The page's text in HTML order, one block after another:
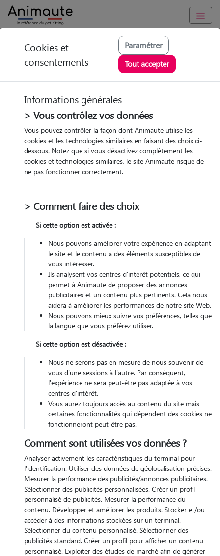
GARDE ANIMAUX à Poissy : Garde chien et chat en famille ou
à domicile, visites et promenades
Trouvez une garde animaux à
Poissy
Parmi nos 46 pet-sitters à Poissy
Garde
chez le Pet Sitter
Garde
chez le Pet Sitter
Pour quel animal ?
Trouver mon Pet Sitter
Nos familles d'accueil à Poissy (78300)
Cookies et
consentements
Paramétrer
Tout accepter
Informations générales
> Vous contrôlez vos données
Vous pouvez contrôler la façon dont Animaute utilise les
cookies et les technologies similaires en faisant des choix ci-
dessous. Notez que si vous désactivez complètement les
cookies et technologies similaires, le site Animaute risque de
ne pas fonctionner correctement.
> Comment faire des choix
Si cette option est activée :
Nous pouvons améliorer votre expérience en adaptant
le site et le contenu à des éléments susceptibles de
vous intéresser.
Ils analysent vos centres d'intérêt potentiels, ce qui
permet à Animaute de proposer des annonces
publicitaires et un contenu plus pertinents. Cela nous
aidera à améliorer les performances de notre site Web.
Nous pouvons mieux suivre vos préférences, telles que
la langue que vous préférez utiliser.
Si cette option est désactivée :
Nous ne serons pas en mesure de nous souvenir de
vous d'une sessions à l'autre. Par conséquent,
l'expérience ne sera peut-être pas adaptée à vos
centres d'intérêt.
Vous aurez toujours accès au contenu du site mais
certaines fonctionnalités qui dépendent des cookies ne
fonctionneront peut-être pas.
Comment sont utilisées vos données ?
Analyser activement les caractéristiques du terminal pour
l'identification. Utiliser des données de géolocalisation précises.
Mesurer la performance des publicités/annonces publicitaires.
Sélectionner des publicités personnalisées. Créer un profil
personnalisé de publicités. Mesurer la performance du
contenu. Développer et améliorer les produits. Stocker et/ou
accéder à des informations stockées sur un terminal.
Sélectionner du contenu personnalisé. Sélectionner des
publicités standard. Créer un profil pour afficher un contenu
personnalisé. Exploiter des études de marché afin de générer